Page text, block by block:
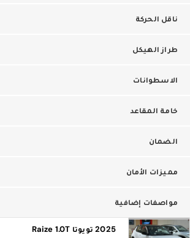
ناقل الحركة
طراز الهيكل
الاسطوانات
خامة المقاعد
الضمان
مميزات الأمان
مواصفات إضافية
2025 تويوتا Raize 1.0T